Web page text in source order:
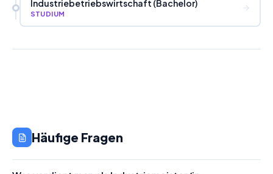
Industriebetriebswirtschaft (Bachelor)
STUDIUM
Häufige Fragen